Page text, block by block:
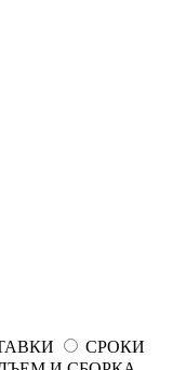
СРОКИ